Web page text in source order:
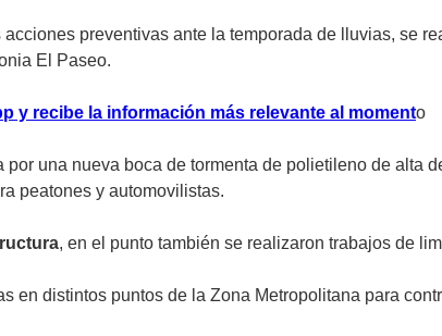
preventivas ante la temporada de lluvias, se
El Paseo.
y recibe la información más relevante al momento
por una nueva boca de tormenta de polietileno de alta
peatones y automovilistas.
, en el punto también se realizaron trabajos de
en distintos puntos de la Zona Metropolitana para